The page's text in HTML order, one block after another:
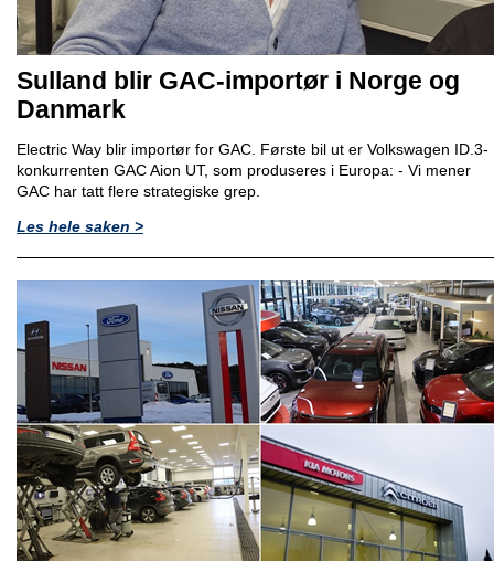
Sulland blir GAC-importør i Norge og
Danmark
Electric Way blir importør for GAC. Første bil ut er Volkswagen ID.3-
konkurrenten GAC Aion UT, som produseres i Europa: - Vi mener
GAC har tatt flere strategiske grep.
Les hele saken >